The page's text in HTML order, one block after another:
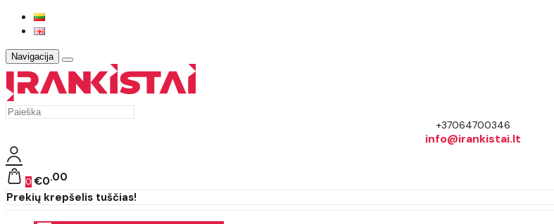
Navigacija
+37064700346
info@irankistai.lt
0 €0 00
Prekių krepšelis tuščias!